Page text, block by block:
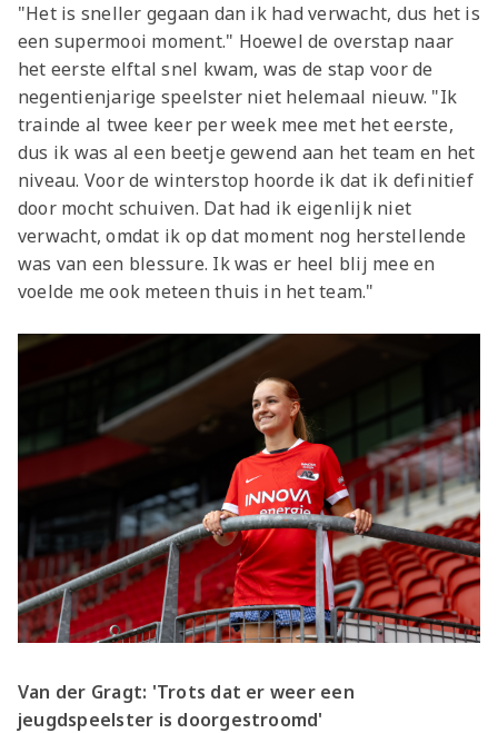
"Het is sneller gegaan dan ik had verwacht, dus het is
een supermooi moment." Hoewel de overstap naar
het eerste elftal snel kwam, was de stap voor de
negentienjarige speelster niet helemaal nieuw. "Ik
trainde al twee keer per week mee met het eerste,
dus ik was al een beetje gewend aan het team en het
niveau. Voor de winterstop hoorde ik dat ik definitief
door mocht schuiven. Dat had ik eigenlijk niet
verwacht, omdat ik op dat moment nog herstellende
was van een blessure. Ik was er heel blij mee en
voelde me ook meteen thuis in het team."
Van der Gragt: 'Trots dat er weer een
jeugdspeelster is doorgestroomd'